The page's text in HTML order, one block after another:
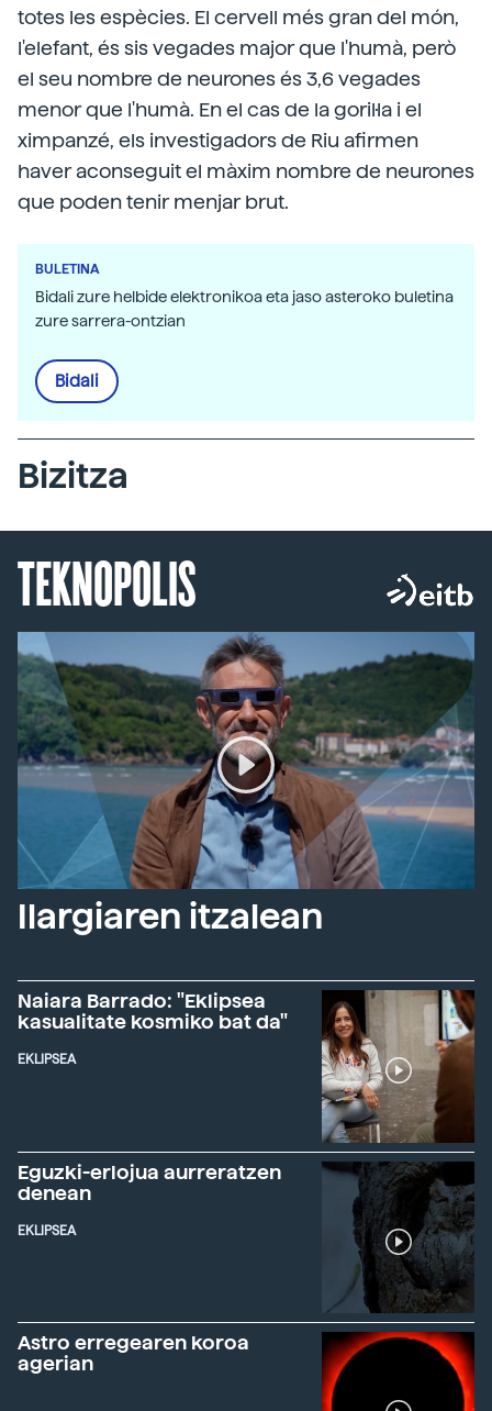
totes les espècies. El cervell més gran del món,
l'elefant, és sis vegades major que l'humà, però
el seu nombre de neurones és 3,6 vegades
menor que l'humà. En el cas de la goril·la i el
ximpanzé, els investigadors de Riu afirmen
haver aconseguit el màxim nombre de neurones
que poden tenir menjar brut.
BULETINA
Bidali zure helbide elektronikoa eta jaso asteroko buletina
zure sarrera-ontzian
Bidali
Bizitza
TEKNOPOLIS
Ilargiaren itzalean
Naiara Barrado: "Eklipsea
kasualitate kosmiko bat da"
EKLIPSEA
Eguzki-erlojua aurreratzen
denean
EKLIPSEA
Astro erregearen koroa
agerian